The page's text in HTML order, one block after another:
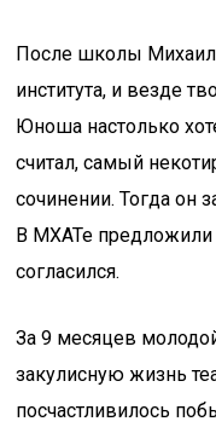
После школы Михаил
института, и везде
Юноша настолько
считал, самый
сочинении. Тогда он
В МХАТе предложили
согласился.
За 9 месяцев
закулисную жизнь
посчастливилось